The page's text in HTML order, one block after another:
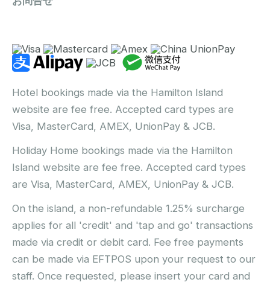
Hotel bookings made via the Hamilton Island
website are fee free. Accepted card types are
Visa, MasterCard, AMEX, UnionPay & JCB.
Holiday Home bookings made via the Hamilton
Island website are fee free. Accepted card types
are Visa, MasterCard, AMEX, UnionPay & JCB.
On the island, a non-refundable 1.25% surcharge
applies for all 'credit' and 'tap and go' transactions
made via credit or debit card. Fee free payments
can be made via EFTPOS upon your request to our
staff. Once requested, please insert your card and